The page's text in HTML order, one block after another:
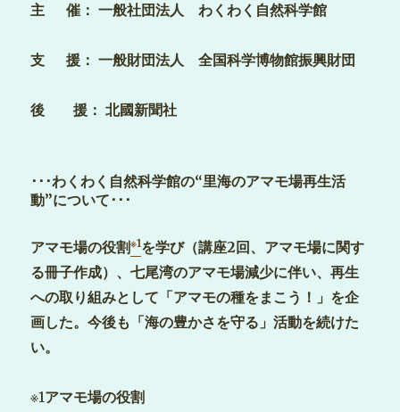
主 催： 一般社団法人 わくわく自然科学館
支 援： 一般財団法人 全国科学博物館振興財団
後 援： 北國新聞社
･･･わくわく自然科学館の“里海のアマモ場再生活
動”について･･･
アマモ場の役割※1を学び（講座2回、アマモ場に関す
る冊子作成） 、七尾湾のアマモ場減少に伴い、再生
への取り組みとして「アマモの種をまこう！」を企
画した。今後も「海の豊かさを守る」活動を続けた
い。
※1アマモ場の役割